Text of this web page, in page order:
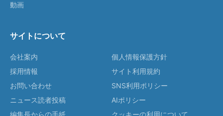
動画
サイトについて
会社案内
採用情報
お問い合わせ
ニュース読者投稿
編集長からの手紙
個人情報保護方針
サイト利用規約
SNS利用ポリシー
AIポリシー
クッキーの利用について